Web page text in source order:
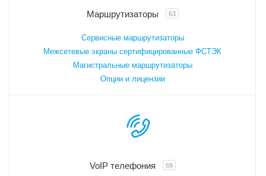
Маршрутизаторы 63
Сервисные маршрутизаторы
Межсетевые экраны сертифицированные ФСТЭК
Магистральные маршрутизаторы
Опции и лицензии
VoIP телефония 69